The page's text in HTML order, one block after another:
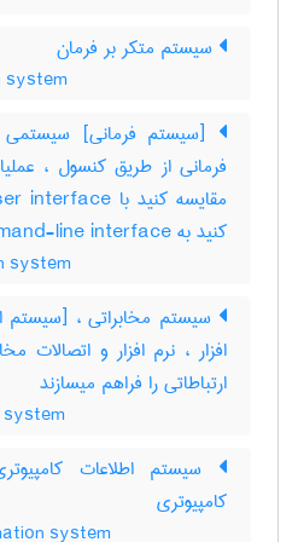
سیستم متکر بر فرمان
system
[سیستم فرمانی] سیستمی
فرمانی از طریق کنسول ،
کنید به ‎ command-line interface
system
سیستم مخابراتی ، [سیستم
افزار ، نرم افزار و اتصالات
ارتباطاتی را فراهم میسازند
سیستم اطلاعات
کامپیوتری
system